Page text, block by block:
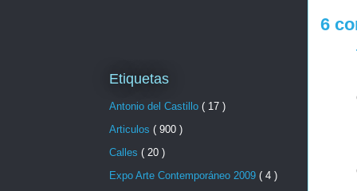
6
Etiquetas
Antonio del Castillo ( 17 )
Articulos ( 900 )
Calles ( 20 )
Expo Arte Contemporáneo 2009 ( 4 )